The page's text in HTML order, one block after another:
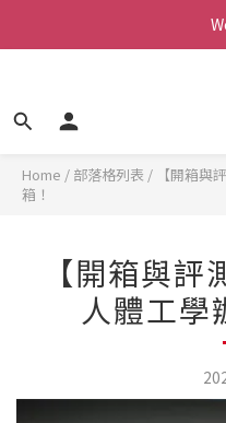
Home / 部落格列表 /
【開箱與
箱！
【開箱與
人體工學